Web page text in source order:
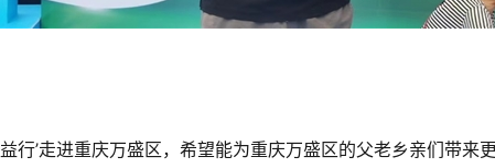
行’走进重庆万盛区，希望能为重庆万盛区的父老乡亲们带